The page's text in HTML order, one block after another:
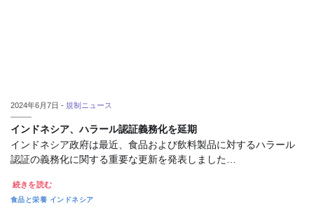
2024年6月7日 - 規制ニュース
インドネシア、ハラール認証義務化を延期
インドネシア政府は最近、食品および飲料製品に対するハラール
認証の義務化に関する重要な更新を発表しました…
続きを読む
食品と栄養 インドネシア